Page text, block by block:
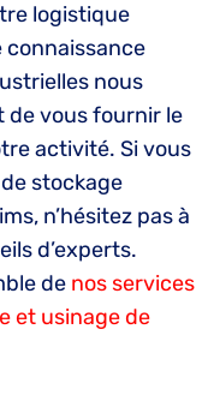
logistique
nous
de vous fournir le
activité. Si vous
stockage
n’hésitez pas à
d’experts.
de nos services
et usinage de